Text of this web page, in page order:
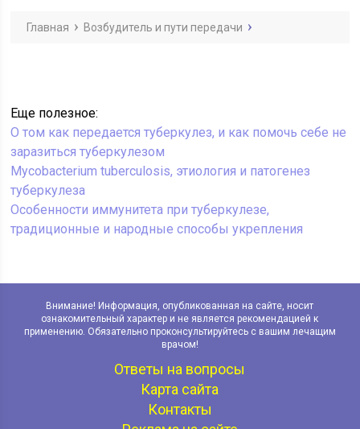
Главная Возбудитель и пути передачи
Еще полезное:
О том как передается туберкулез, и как помочь себе не
заразиться туберкулезом
Mycobacterium tuberculosis, этиология и патогенез
туберкулеза
Особенности иммунитета при туберкулезе,
традиционные и народные способы укрепления
Внимание! Информация, опубликованная на сайте, носит
ознакомительный характер и не является рекомендацией к
применению. Обязательно проконсультируйтесь с вашим лечащим
врачом!
Ответы на вопросы
Карта сайта
Контакты